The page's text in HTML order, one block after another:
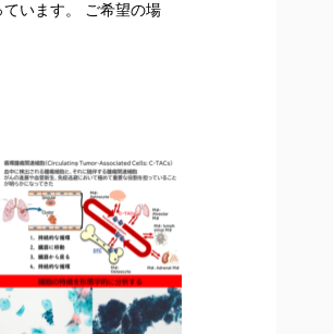
います。 ご希望の場